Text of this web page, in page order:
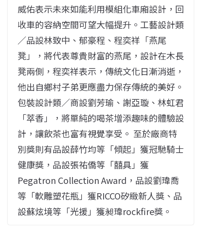
威佑表示未來如能利用模組化車廂設計，回
收車的容納空間可望大幅提升。工藝設計類
／品設林致中、郁豪程、程奕祥「燕尾
凳」，將代表尊貴財富的燕尾，設計在木長
凳兩側，程奕祥表示，傳統文化日漸消逝，
他出自鄉村子弟更應盡力保存傳統的美好。
包裝設計類／商設劉芳瑜、謝亞璇、林虹君
「萃香」，將單純的喝茶增添趣味的體驗設
計，讓飲茶也富有視覺享受。 至於廠商特
別獎則有品設薛竹均等「傾起」獲冠馳騎士
健康獎，品設張祐僑等「囍具」獲
Pegatron Collection Award，品設劉瑋喬
等「軟雕塑花瓶」獲RICCO矽緻新人獎、品
設蘇炫境等「光援」獲昶瑋rockfire獎。